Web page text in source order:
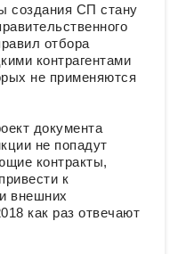
создания СП стану
отбора
контрагентами
не применяются
документа
не попадут
контракты,
к
внешних
как раз отвечают